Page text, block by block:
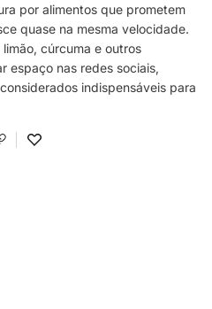
por alimentos que prometem
quase na mesma velocidade.
cúrcuma e outros
espaço nas redes sociais,
indispensáveis para